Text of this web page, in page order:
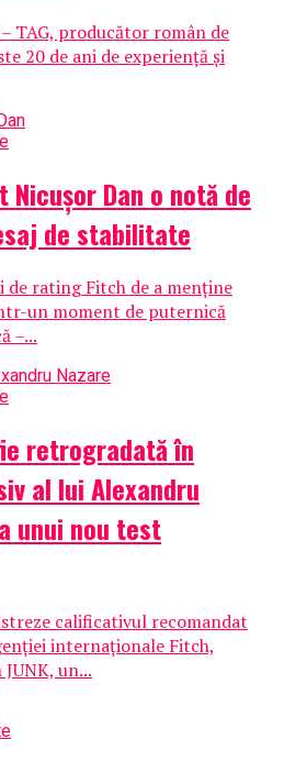
TAG, producător român de
20 de ani de experiență și
Dan o notă de
de stabilitate
de rating Fitch de a menține
un moment de puternică
–...
retrogradată în
al lui Alexandru
unui nou test
calificativul recomandat
internaționale Fitch,
un...